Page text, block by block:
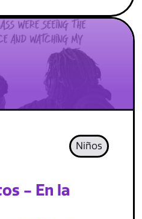
Niños
- En la